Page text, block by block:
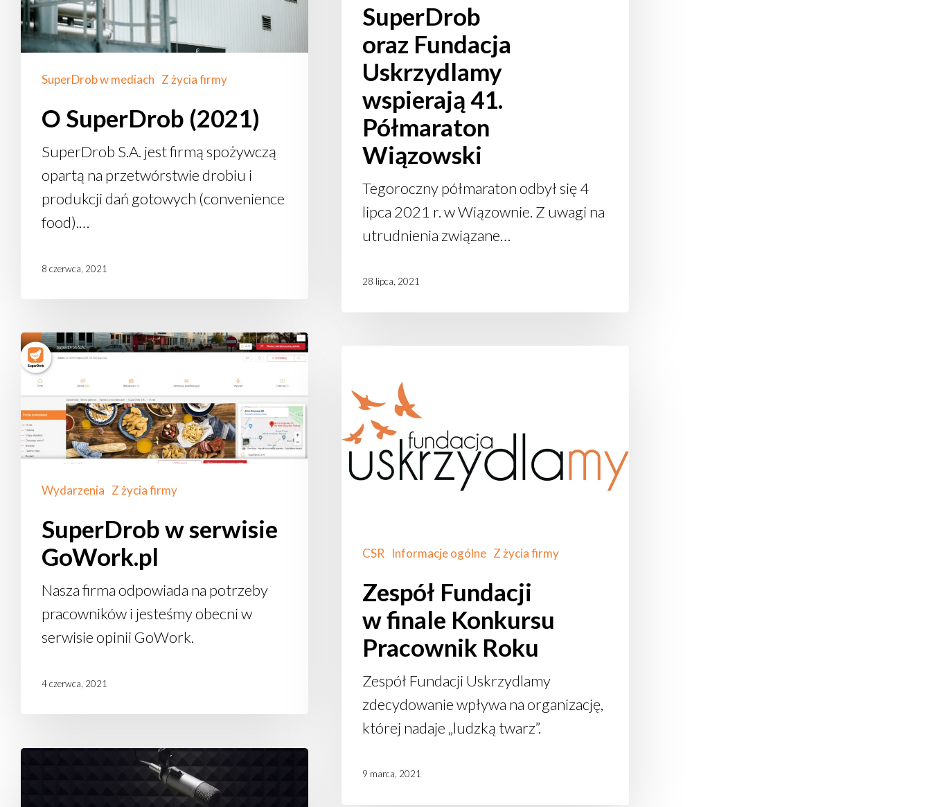
SuperDrob
oraz Fundacja
Uskrzydlamy
wspierają 41.
Półmaraton
Wiązowski
Tegoroczny półmaraton odbył się 4
lipca 2021 r. w Wiązownie. Z uwagi na
utrudnienia związane…
28 lipca, 2021
SuperDrob w mediach Z życia firmy
O SuperDrob (2021)
SuperDrob S.A. jest firmą spożywczą
opartą na przetwórstwie drobiu i
produkcji dań gotowych (convenience
food).…
8 czerwca, 2021
SuperDrob
w serwisie
GoWork.pl
Wydarzenia Z życia firmy
SuperDrob w serwisie
GoWork.pl
Nasza firma odpowiada na potrzeby
pracowników i jesteśmy obecni w
serwisie opinii GoWork.
4 czerwca, 2021
w finale
Konkursu
Pracownik
Roku
CSR Informacje ogólne Z życia firmy
Zespół Fundacji
w finale Konkursu
Pracownik Roku
Zespół Fundacji Uskrzydlamy
zdecydowanie wpływa na organizację,
której nadaje „ludzką twarz”.
9 marca, 2021